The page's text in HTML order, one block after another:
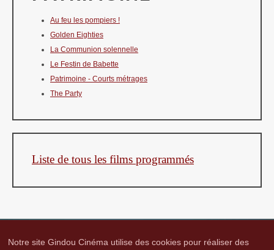
Au feu les pompiers !
Golden Eighties
La Communion solennelle
Le Festin de Babette
Patrimoine - Courts métrages
The Party
Liste de tous les films programmés
Notre site Gindou Cinéma utilise des cookies pour réaliser des